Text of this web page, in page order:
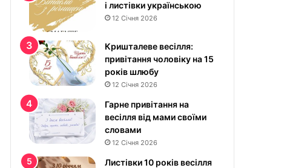
к
а
с
и
в
к
а
р
т
и
н
і листівки українською
12 Січня 2026
Кришталеве весілля:
привітання чоловіку на 15
років шлюбу
12 Січня 2026
Гарне привітання на
весілля від мами своїми
словами
12 Січня 2026
Листівки 10 років весілля